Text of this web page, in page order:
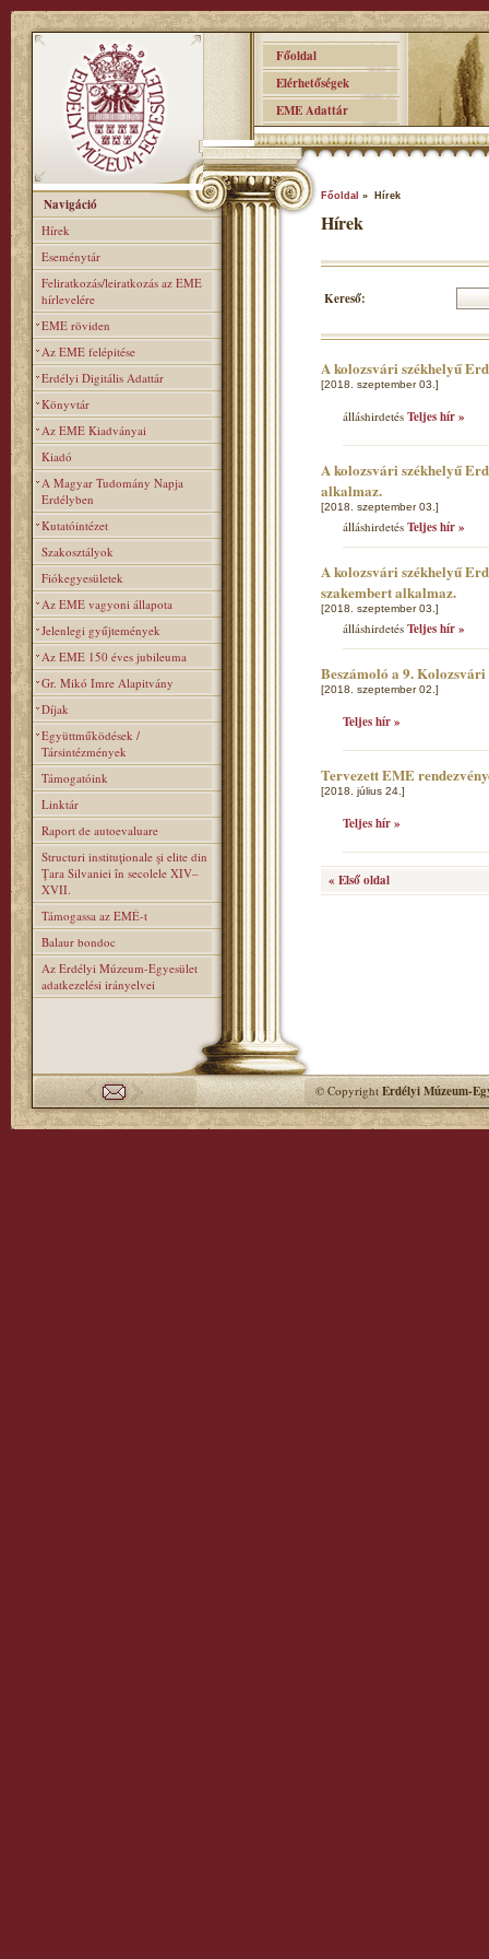
Főoldal
Elérhetőségek
EME Adattár
Navigáció
Hírek
Eseménytár
Feliratkozás/leiratkozás az EME
hírlevelére
EME röviden
Az EME felépitése
Erdélyi Digitális Adattár
Könyvtár
Az EME Kiadványai
Kiadó
A Magyar Tudomány Napja
Erdélyben
Kutatóintézet
Szakosztályok
Fiókegyesületek
Az EME vagyoni állapota
Jelenlegi gyűjtemények
Az EME 150 éves jubileuma
Gr. Mikó Imre Alapitvány
Díjak
Együttműködések /
Társintézmények
Támogatóink
Linktár
Raport de autoevaluare
Structuri instituţionale şi elite din
Ţara Silvaniei în secolele XIV–
XVII.
Támogassa az EMÉ-t
Balaur bondoc
Az Erdélyi Múzeum-Egyesület
adatkezelési irányelvei
Főoldal » Hírek
Hírek
Kereső:
A kolozsvári székhelyű
[2018. szeptember 03.]
álláshirdetés Teljes hír »
A kolozsvári székhelyű
alkalmaz.
[2018. szeptember 03.]
álláshirdetés Teljes hír »
A kolozsvári székhelyű
szakembert alkalmaz.
[2018. szeptember 03.]
álláshirdetés Teljes hír »
Beszámoló a 9.
[2018. szeptember 02.]
Teljes hír »
Tervezett EME
[2018. július 24.]
Teljes hír »
« Első oldal
© CopyrightErdélyi Múzeum-